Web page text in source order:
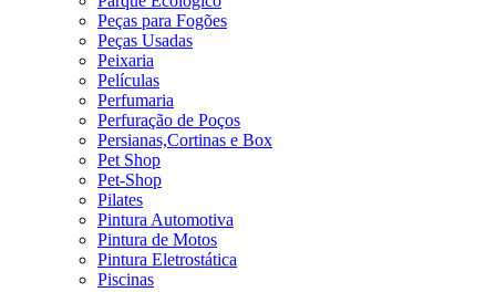
Peças para Fogões
Peças Usadas
Peixaria
Películas
Perfumaria
Perfuração de Poços
Persianas,Cortinas e Box
Pet Shop
Pet-Shop
Pilates
Pintura Automotiva
Pintura de Motos
Pintura Eletrostática
Piscinas